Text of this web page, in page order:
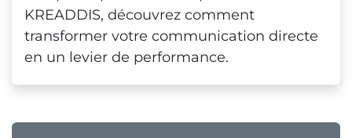
KREADDIS, découvrez comment
transformer votre communication directe
en un levier de performance.